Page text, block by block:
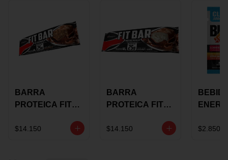
BARRA
PROTEICA FIT
CHOCOLATE X
$14.150
BARRA
PROTEICA FIT
GRS
$14.150
STACK 6G
$2.850